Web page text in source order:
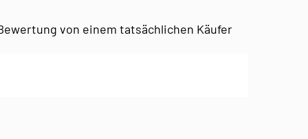
von einem tatsächlichen Käufer